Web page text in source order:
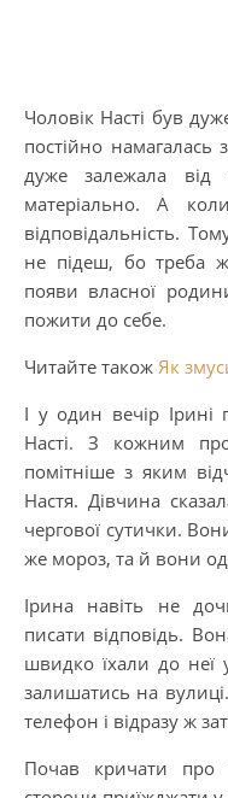
Чоловік Насті був
постійно намагалась
дуже залежала від
матеріально. А
відповідальність.
не підеш, бо треба
появи власної
пожити до себе.
Читайте також Як
І у один вечір
Насті. З кожним
помітніше з яким
Настя. Дівчина
чергової сутички.
же мороз, та й вони
Ірина навіть не
писати відповідь.
швидко їхали до неї
залишатись на
телефон і відразу ж
Почав кричати про